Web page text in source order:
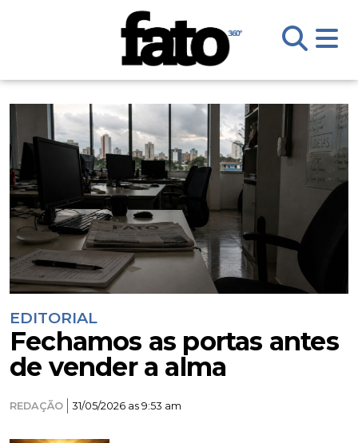
EDITORIAL
Fechamos as portas antes
de vender a alma
REDAÇÃO 31/05/2026 as 9:53 am